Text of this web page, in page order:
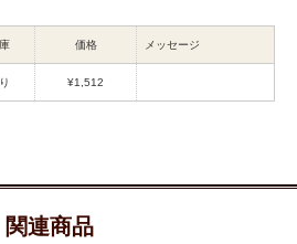
価格 メッセージ
¥1,512
関連商品